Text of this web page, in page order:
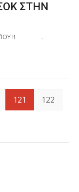
ΣΤΗΝ
!! .
121
122